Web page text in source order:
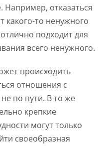
отказаться
какого-то ненужного
подходит для
всего ненужного.
происходить
отношения с
по пути. В то же
крепкие
могут только
своеобразная